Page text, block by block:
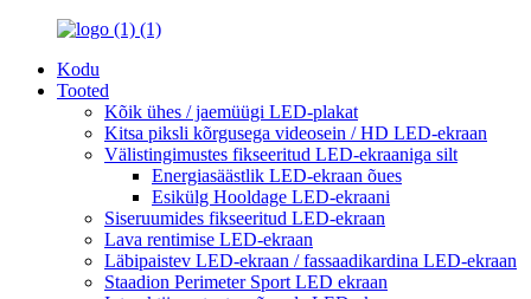
Kodu
Tooted
Kõik ühes / jaemüügi LED-plakat
Kitsa piksli kõrgusega videosein / HD LED-ekraan
Välistingimustes fikseeritud LED-ekraaniga silt
Energiasäästlik LED-ekraan õues
Esikülg Hooldage LED-ekraani
Siseruumides fikseeritud LED-ekraan
Lava rentimise LED-ekraan
Läbipaistev LED-ekraan / fassaadikardina LED-ekraan
Staadion Perimeter Sport LED ekraan